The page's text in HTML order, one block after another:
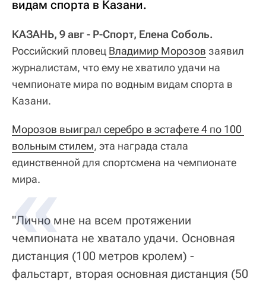
видам спорта в Казани.
КАЗАНЬ, 9 авг - Р-Спорт, Елена Соболь.
Российский пловец Владимир Морозов заявил
журналистам, что ему не хватило удачи на
чемпионате мира по водным видам спорта в
Казани.
Морозов выиграл серебро в эстафете 4 по 100
вольным стилем, эта награда стала
единственной для спортсмена на чемпионате
мира.
"Лично мне на всем протяжении
чемпионата не хватало удачи. Основная
дистанция (100 метров кролем) -
фальстарт, вторая основная дистанция (50